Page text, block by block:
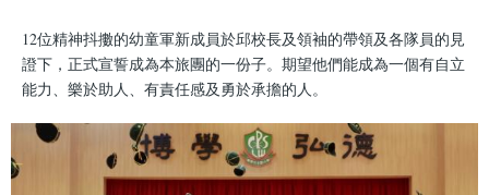
12位精神抖擻的幼童軍新成員於邱校長及領袖的帶領及各隊員的見
證下，正式宣誓成為本旅團的一份子。期望他們能成為一個有自立
能力、樂於助人、有責任感及勇於承擔的人。